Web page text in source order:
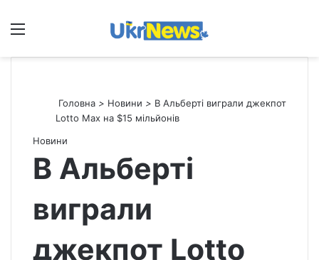
Меню
Головна > Новини > В Альберті виграли джекпот
Lotto Max на $15 мільйонів
Новини
В Альберті
виграли
джекпот Lotto